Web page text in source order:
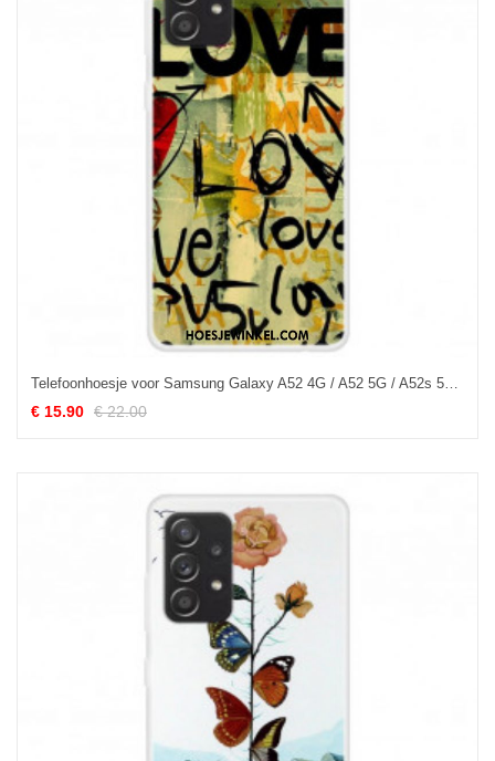
Telefoonhoesje voor Samsung Galaxy A52 4G / A52 5G / A52s 5G Liefde En Liefde
€ 15.90 € 22.00